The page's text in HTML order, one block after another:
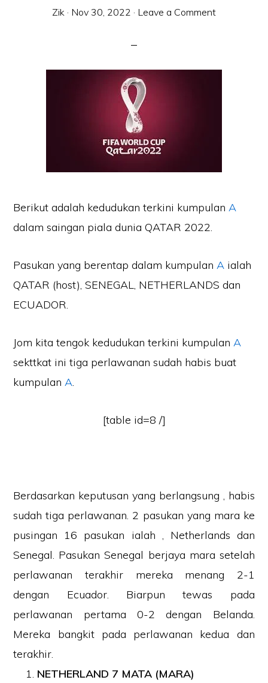
Zik · Nov 30, 2022 · Leave a Comment
Berikut adalah kedudukan terkini kumpulanA
dalam saingan piala dunia QATAR 2022.
Pasukan yang berentap dalam kumpulanA ialah
QATAR (host), SENEGAL, NETHERLANDS dan
ECUADOR.
Jom kita tengok kedudukan terkini kumpulanA
sekttkat ini tiga perlawanan sudah habis buat
kumpulanA.
[table id=8 /]
Berdasarkan keputusan yang berlangsung , habis
sudah tiga perlawanan. 2 pasukan yang mara ke
pusingan 16 pasukan ialah , Netherlands dan
Senegal. Pasukan Senegal berjaya mara setelah
perlawanan terakhir mereka menang 2-1
dengan Ecuador. Biarpun tewas pada
perlawanan pertama 0-2 dengan Belanda.
Mereka bangkit pada perlawanan kedua dan
terakhir.
NETHERLAND 7 MATA (MARA)